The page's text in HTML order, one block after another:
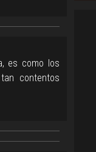
es como los
contentos